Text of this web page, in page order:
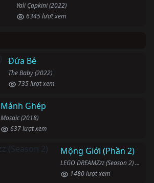
Yali Çapkini (2022)
6345 lượt xem
Đứa Bé
The Baby (2022)
735 lượt xem
Mảnh Ghép
Mosaic (2018)
637 lượt xem
Mộng Giới (Phần 2)
LEGO DREAMZzz (Season 2) (2024)
1480 lượt xem